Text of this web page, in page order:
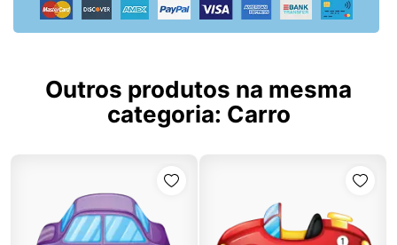
Outros produtos na mesma
categoria: Carro